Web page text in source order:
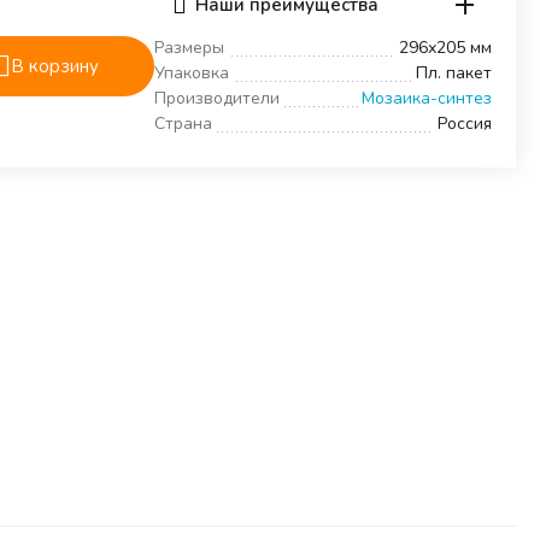
В корзину
Размеры
296х205 мм
Упаковка
Пл. пакет
Производители
Мозаика-синтез
Страна
Россия